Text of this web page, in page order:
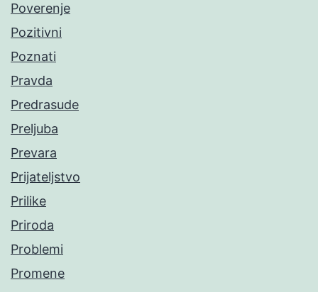
Poverenje
Pozitivni
Poznati
Pravda
Predrasude
Preljuba
Prevara
Prijateljstvo
Prilike
Priroda
Problemi
Promene